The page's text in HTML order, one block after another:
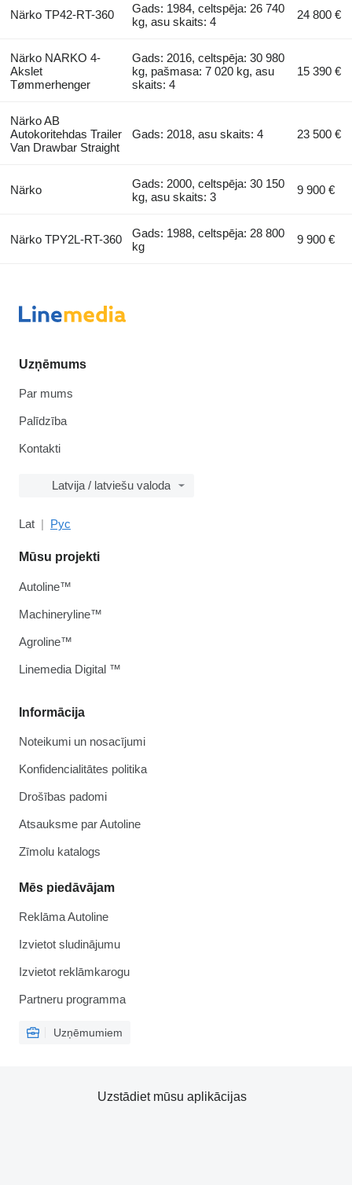
Närko TP42-RT-360
Gads: 1984, celtspēja: 26 740
kg, asu skaits: 4
24 800 €
Närko NARKO 4-
Akslet
Tømmerhenger
Gads: 2016, celtspēja: 30 980
kg, pašmasa: 7 020 kg, asu
skaits: 4
15 390 €
Närko AB
Autokoritehdas Trailer
Van Drawbar Straight
Gads: 2018, asu skaits: 4 23 500 €
Närko
Gads: 2000, celtspēja: 30 150
kg, asu skaits: 3
9 900 €
Närko TPY2L-RT-360
Gads: 1988, celtspēja: 28 800
kg
9 900 €
Uzņēmums
Par mums
Palīdzība
Kontakti
Latvija / latviešu valoda
Lat Рус
Informācija
Noteikumi un nosacījumi
Konfidencialitātes politika
Drošības padomi
Atsauksme par Autoline
Zīmolu katalogs
Mēs piedāvājam
Reklāma Autoline
Izvietot sludinājumu
Izvietot reklāmkarogu
Partneru programma
Uzņēmumiem
Mūsu projekti
Autoline™
Machineryline™
Agroline™
Linemedia Digital ™
Uzstādiet mūsu aplikācijas